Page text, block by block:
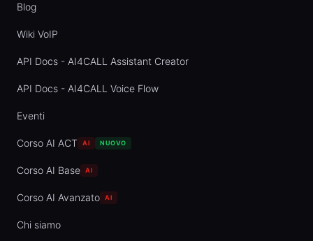
Blog
Wiki VoIP
API Docs - AI4CALL Assistant Creator
API Docs - AI4CALL Voice Flow
Eventi
Corso AI ACT AI NUOVO
Corso AI Base AI
Corso AI Avanzato AI
Chi siamo